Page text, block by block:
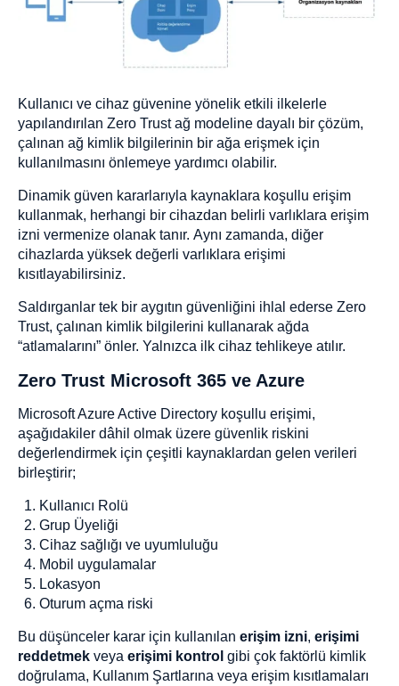
Kullanıcı ve cihaz güvenine yönelik etkili ilkelerle
yapılandırılan Zero Trust ağ modeline dayalı bir çözüm,
çalınan ağ kimlik bilgilerinin bir ağa erişmek için
kullanılmasını önlemeye yardımcı olabilir.
Dinamik güven kararlarıyla kaynaklara koşullu erişim
kullanmak, herhangi bir cihazdan belirli varlıklara erişim
izni vermenize olanak tanır. Aynı zamanda, diğer
cihazlarda yüksek değerli varlıklara erişimi
kısıtlayabilirsiniz.
Saldırganlar tek bir aygıtın güvenliğini ihlal ederse Zero
Trust, çalınan kimlik bilgilerini kullanarak ağda
“atlamalarını” önler. Yalnızca ilk cihaz tehlikeye atılır.
Zero Trust Microsoft 365 ve Azure
Microsoft Azure Active Directory koşullu erişimi,
aşağıdakiler dâhil olmak üzere güvenlik riskini
değerlendirmek için çeşitli kaynaklardan gelen verileri
birleştirir;
Kullanıcı Rolü
Grup Üyeliği
Cihaz sağlığı ve uyumluluğu
Mobil uygulamalar
Lokasyon
Oturum açma riski
Bu düşünceler karar için kullanılan erişim izni, erişimi
reddetmek veya erişimi kontrol gibi çok faktörlü kimlik
doğrulama, Kullanım Şartlarına veya erişim kısıtlamaları